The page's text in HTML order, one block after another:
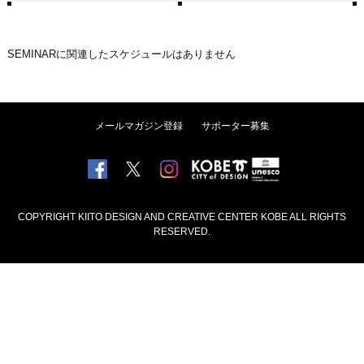
SEMINARに関連したスケジュールはありません
メールマガジン登録 サポーター募集
COPYRIGHT KIITO DESIGN AND CREATIVE CENTER KOBE ALL RIGHTS
RESERVED.